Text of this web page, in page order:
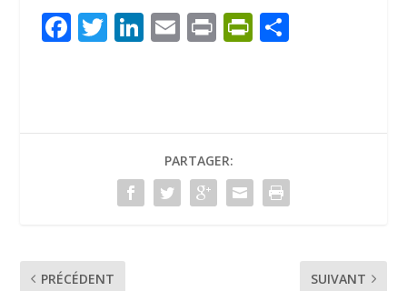
F
o
T Li
dI
n
E Pr Pr
e
n
dl
er
PARTAGER:
PRÉCÉDENT SUIVANT